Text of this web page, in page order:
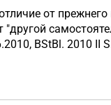
от
BStBl. 2010 II